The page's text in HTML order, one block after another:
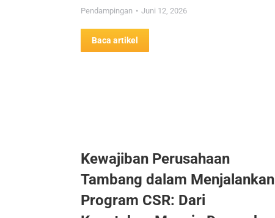
Pendampingan Juni 12, 2026
Baca artikel
Kewajiban Perusahaan
Tambang dalam Menjalankan
Program CSR: Dari